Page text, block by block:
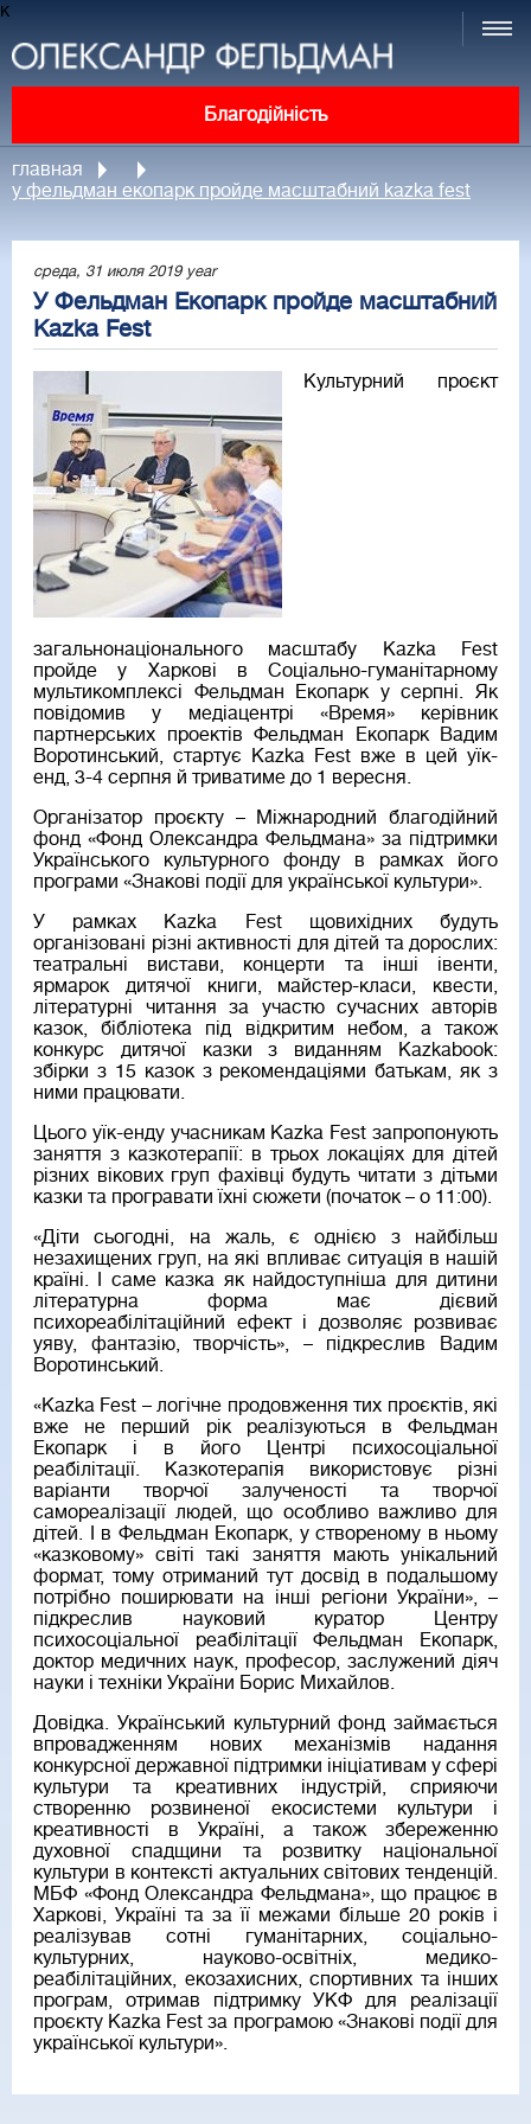
к
Благодійність
главная
у фельдман екопарк пройде масштабний kazka fest
среда, 31 июля 2019 year
У Фельдман Екопарк пройде масштабний
Kazka Fest
Культурний проєкт
загальнонаціонального масштабу Kazka Fest
пройде у Харкові в Соціально-гуманітарному
мультикомплексі Фельдман Екопарк у серпні. Як
повідомив у медіацентрі «Время» керівник
партнерських проектів Фельдман Екопарк Вадим
Воротинський, стартує Kazka Fest вже в цей уїк-
енд, 3-4 серпня й триватиме до 1 вересня.
Організатор проєкту – Міжнародний благодійний
фонд «Фонд Олександра Фельдмана» за підтримки
Українського культурного фонду в рамках його
програми «Знакові події для української культури».
У рамках Kazka Fest щовихідних будуть
організовані різні активності для дітей та дорослих:
театральні вистави, концерти та інші івенти,
ярмарок дитячої книги, майстер-класи, квести,
літературні читання за участю сучасних авторів
казок, бібліотека під відкритим небом, а також
конкурс дитячої казки з виданням Kazkabook:
збірки з 15 казок з рекомендаціями батькам, як з
ними працювати.
Цього уїк-енду учасникам Kazka Fest запропонують
заняття з казкотерапії: в трьох локаціях для дітей
різних вікових груп фахівці будуть читати з дітьми
казки та програвати їхні сюжети (початок – о 11:00).
«Діти сьогодні, на жаль, є однією з найбільш
незахищених груп, на які впливає ситуація в нашій
країні. І саме казка як найдоступніша для дитини
літературна форма має дієвий
психореабілітаційний ефект і дозволяє розвиває
уяву, фантазію, творчість», – підкреслив Вадим
Воротинський.
«Kazka Fest – логічне продовження тих проєктів, які
вже не перший рік реалізуються в Фельдман
Екопарк і в його Центрі психосоціальної
реабілітації. Казкотерапія використовує різні
варіанти творчої залученості та творчої
самореалізації людей, що особливо важливо для
дітей. І в Фельдман Екопарк, у створеному в ньому
«казковому» світі такі заняття мають унікальний
формат, тому отриманий тут досвід в подальшому
потрібно поширювати на інші регіони України», –
підкреслив науковий куратор Центру
психосоціальної реабілітації Фельдман Екопарк,
доктор медичних наук, професор, заслужений діяч
науки і техніки України Борис Михайлов.
Довідка. Український культурний фонд займається
впровадженням нових механізмів надання
конкурсної державної підтримки ініціативам у сфері
культури та креативних індустрій, сприяючи
створенню розвиненої екосистеми культури і
креативності в Україні, а також збереженню
духовної спадщини та розвитку національної
культури в контексті актуальних світових тенденцій.
МБФ «Фонд Олександра Фельдмана», що працює в
Харкові, Україні та за її межами більше 20 років і
реалізував сотні гуманітарних, соціально-
культурних, науково-освітніх, медико-
реабілітаційних, екозахисних, спортивних та інших
програм, отримав підтримку УКФ для реалізації
проєкту Kazka Fest за програмою «Знакові події для
української культури».